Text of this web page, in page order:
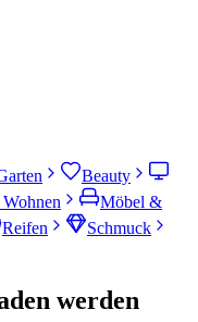
Beauty
Möbel &
Reifen
Schmuck
werden